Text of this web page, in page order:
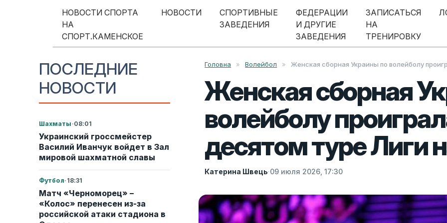
Перейти к содержимому
Меню навигации
НОВОСТИ СПОРТА
НА
СПОРТ.КАМЕНСКОЕ
НОВОСТИ
СПОРТИВНЫЕ
ЗАВЕДЕНИЯ
ФЕДЕРАЦИИ
И ДРУГИЕ
ЗАВЕДЕНИЯ
ЗАПИСАТЬСЯ
НА
ТРЕНИРОВКУ
ПОСЛЕДНИЕ
НОВОСТИ
Шахматы ·08:01
Украинский гроссмейстер
Василий Иванчук войдет в Зал
мировой шахматной славы
Футбол· 18:31
Матч «Черноморец» –
«Колос» перенесен из-за
российской атаки стадиона в
Головна » Волейбол » Женская сборная Украины по волейболу
Женская сборная
волейболу
десятом туре Лиги
Катерина Швець·09 июля 2026, 17:30